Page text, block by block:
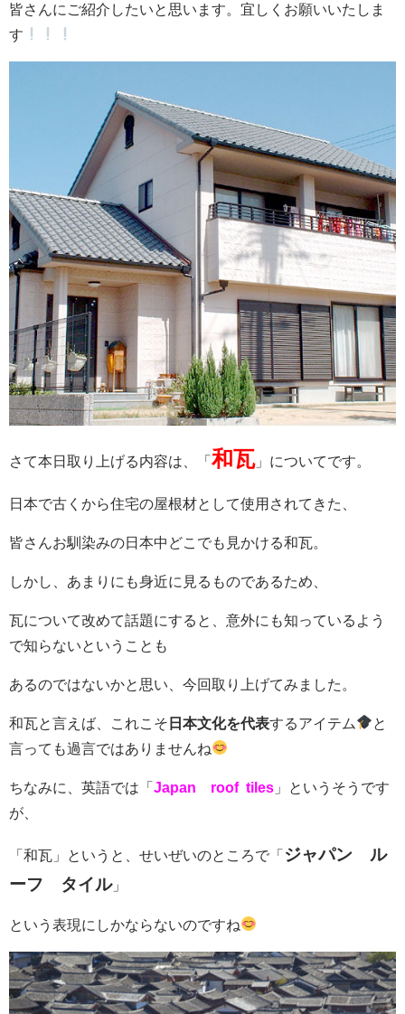
皆さんにご紹介したいと思います。宜しくお願いいたしま
す
さて本日取り上げる内容は、「 和瓦」についてです。
日本で古くから住宅の屋根材として使用されてきた、
皆さんお馴染みの日本中どこでも見かける和瓦。
しかし、あまりにも身近に見るものであるため、
瓦について改めて話題にすると、意外にも知っているよう
で知らないということも
あるのではないかと思い、今回取り上げてみました。
和瓦と言えば、これこそ 日本文化を代表するアイテム
と
言っても過言ではありませんね
ちなみに、英語では「 Japan roof tiles 」というそうです
が、
「和瓦」というと、せいぜいのところで「 ジャパン ル
ーフ タイル」
という表現にしかならないのですね